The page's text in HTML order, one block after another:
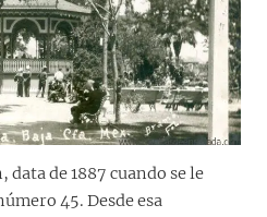
data de 1887 cuando se le
45. Desde esa